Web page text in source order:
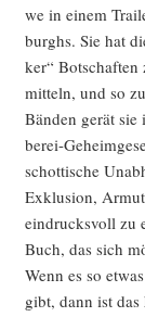
we in einem
burghs. Sie hat
ker“
mit­teln, und so
Bän­den gerät
be­rei-
schot­ti­sche
Exklu­si­on,
ein­drucks­voll zu
Buch, das sich
Wenn es so
gibt, dann ist